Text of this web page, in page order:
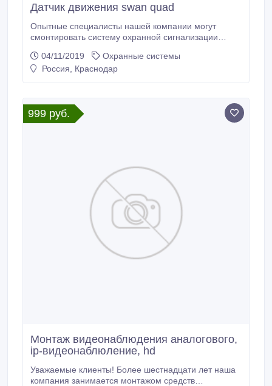
Датчик движения swan quad
Опытные специалисты нашей компании могут
смонтировать систему охранной сигнализации
МОНТАЖНЫМ ОРГАНИЗАЦИЯМ СКИДКИ Датчик
движения SWAN Quad (производство Израиль),
высокой надежности, исключительного уровеня
способности обнаружения и устойчивости для
каждой установки безопасности.
04/11/2019
Охранные системы
Россия, Краснодар
999 руб.
Монтаж видеонаблюдения аналогового,
ip-видеонаблюление, hd
Уважаемые клиенты! Более шестнадцати лет наша
компания занимается монтажом средств